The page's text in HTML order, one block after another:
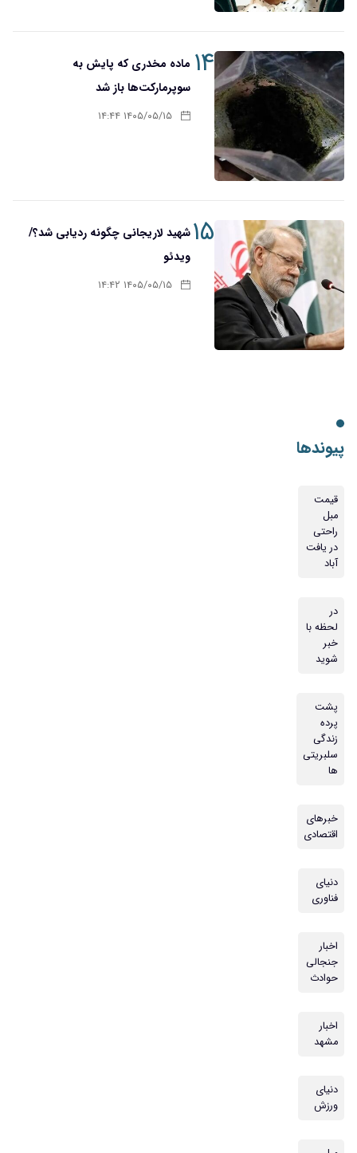
۱۴ ماده مخدری که پایش به
سوپرمارکت‌ها باز شد
۱۴۰۵/۰۵/۱۵ ۱۴:۴۴
۱۵شهید لاریجانی چگونه ردیابی شد؟/
ویدئو
۱۴۰۵/۰۵/۱۵ ۱۴:۴۲
پیوندها
قیمت
مبل
راحتی
در یافت
آباد
در
لحظه با
خبر
شوید
پشت
پرده
زندگی
سلبریتی
ها
خبرهای
اقتصادی
دنیای
فناوری
اخبار
جنجالی
حوادث
اخبار
مشهد
دنیای
ورزش